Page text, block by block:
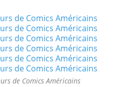
de Comics Américains